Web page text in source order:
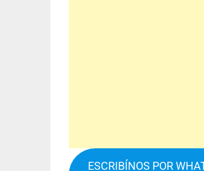
ESCRIBÍNOS POR